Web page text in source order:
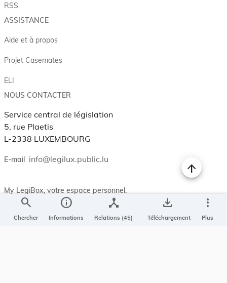
search
Chercher
info
Informations
device_hub
Relations (45)
save_alt
Téléchargement
more_vert
Plus
RSS
ASSISTANCE
Aide et à propos
Projet Casemates
ELI
NOUS CONTACTER
Service central de législation
5, rue Plaetis
L-2338 LUXEMBOURG
E-mail info@legilux.public.lu
My LegiBox, votre espace personnel.
Se connecter